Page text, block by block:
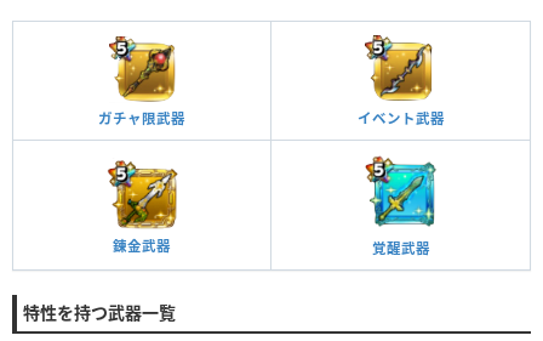
ガチャ限武器 イベント武器
錬金武器 覚醒武器
特性を持つ武器一覧